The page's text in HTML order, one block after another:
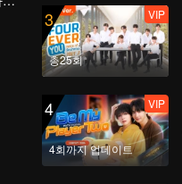
3
총25회
VIP
4
4회까지 업데이트
VIP